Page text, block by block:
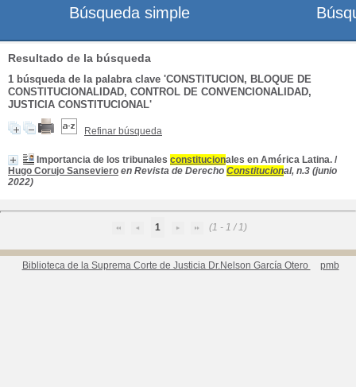
Resultado de la búsqueda
1 búsqueda de la palabra clave 'CONSTITUCION, BLOQUE DE
CONSTITUCIONALIDAD, CONTROL DE CONVENCIONALIDAD,
JUSTICIA CONSTITUCIONAL'
Refinar búsqueda
Importancia de los tribunales constitucionales en América Latina. /
Hugo Corujo Sanseviero en Revista de Derecho Constitucional, n.3 (junio
2022)
1 (1 - 1 / 1)
Biblioteca de la Suprema Corte de Justicia Dr.Nelson García Otero pmb
Búsqueda simple